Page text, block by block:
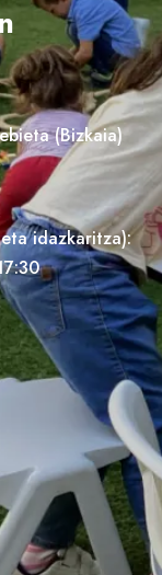
(Bizkaia)
idazkaritza):